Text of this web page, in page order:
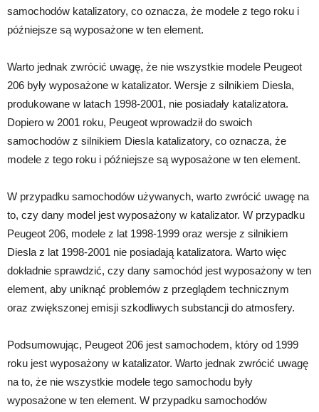
samochodów katalizatory, co oznacza, że modele z tego roku i
późniejsze są wyposażone w ten element.
Warto jednak zwrócić uwagę, że nie wszystkie modele Peugeot
206 były wyposażone w katalizator. Wersje z silnikiem Diesla,
produkowane w latach 1998-2001, nie posiadały katalizatora.
Dopiero w 2001 roku, Peugeot wprowadził do swoich
samochodów z silnikiem Diesla katalizatory, co oznacza, że
modele z tego roku i późniejsze są wyposażone w ten element.
W przypadku samochodów używanych, warto zwrócić uwagę na
to, czy dany model jest wyposażony w katalizator. W przypadku
Peugeot 206, modele z lat 1998-1999 oraz wersje z silnikiem
Diesla z lat 1998-2001 nie posiadają katalizatora. Warto więc
dokładnie sprawdzić, czy dany samochód jest wyposażony w ten
element, aby uniknąć problemów z przeglądem technicznym
oraz zwiększonej emisji szkodliwych substancji do atmosfery.
Podsumowując, Peugeot 206 jest samochodem, który od 1999
roku jest wyposażony w katalizator. Warto jednak zwrócić uwagę
na to, że nie wszystkie modele tego samochodu były
wyposażone w ten element. W przypadku samochodów